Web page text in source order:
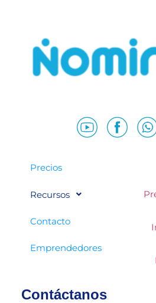
Precios
Recursos
Contacto
Emprendedores
Contáctanos